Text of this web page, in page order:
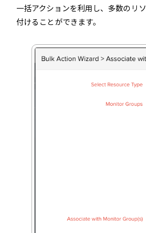
一括アクションを利用し、多数のリ
付けることができます。